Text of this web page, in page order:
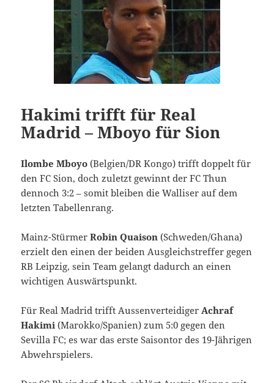
Hakimi trifft für Real
Madrid – Mboyo für Sion
Ilombe Mboyo (Belgien/DR Kongo) trifft doppelt für
den FC Sion, doch zuletzt gewinnt der FC Thun
dennoch 3:2 – somit bleiben die Walliser auf dem
letzten Tabellenrang.
Mainz-StürmerRobin Quaison (Schweden/Ghana)
erzielt den einen der beiden Ausgleichstreffer gegen
RB Leipzig, sein Team gelangt dadurch an einen
wichtigen Auswärtspunkt.
Für Real Madrid trifft AussenverteidigerAchraf
Hakimi (Marokko/Spanien) zum 5:0 gegen den
Sevilla FC; es war das erste Saisontor des 19-Jährigen
Abwehrspielers.